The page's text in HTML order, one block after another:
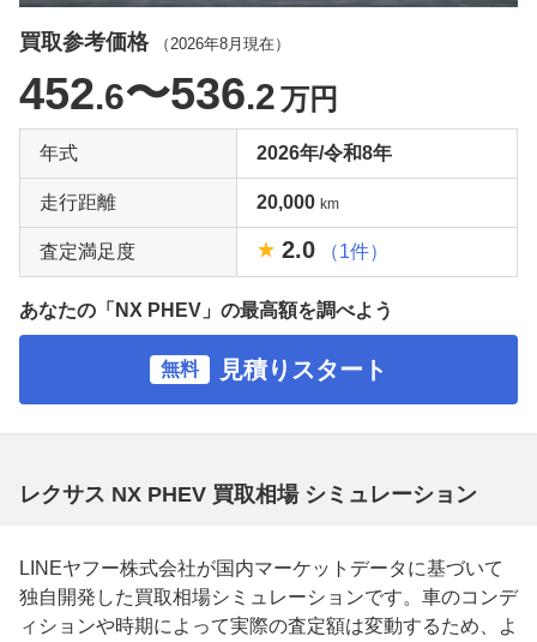
買取参考価格 （ 2026年8月 現在）
452.6〜536.2万円
年式 2026年/令和8年
走行距離 20,000 km
査定満足度 2.0 （1件）
あなたの「NX PHEV」の最高額を調べよう
無料 見積りスタート
レクサス NX PHEV 買取相場 シミュレーション
LINEヤフー株式会社が国内マーケットデータに基づいて
独自開発した買取相場シミュレーションです。車のコンデ
ィションや時期によって実際の査定額は変動するため、よ